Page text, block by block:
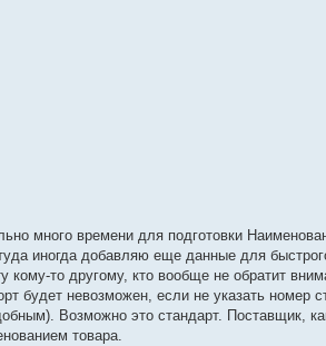
много времени для подготовки
иногда добавляю еще данные для
то другому, кто вообще не обратит
будет невозможен, если не указать номер
Возможно это стандарт. Поставщик,
товара.